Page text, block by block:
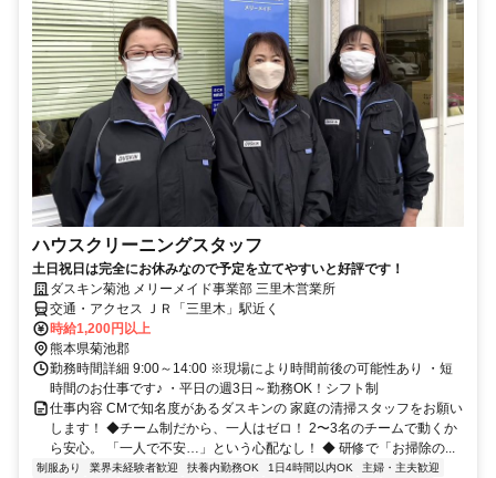
ハウスクリーニングスタッフ
土日祝日は完全にお休みなので予定を立てやすいと好評です！
ダスキン菊池 メリーメイド事業部 三里木営業所
交通・アクセス ＪＲ「三里木」駅近く
時給1,200円以上
熊本県菊池郡
勤務時間詳細 9:00～14:00 ※現場により時間前後の可能性あり ・短
時間のお仕事です♪ ・平日の週3日～勤務OK！シフト制
仕事内容 CMで知名度があるダスキンの 家庭の清掃スタッフをお願い
します！ ◆チーム制だから、一人はゼロ！ 2〜3名のチームで動くか
ら安心。 「一人で不安…」という心配なし！ ◆ 研修で「お掃除の...
制服あり 業界未経験者歓迎 扶養内勤務OK 1日4時間以内OK
主婦・主夫歓迎